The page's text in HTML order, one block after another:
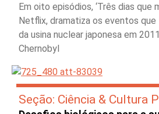
Em oito episódios, ‘Três dias que
Netflix, dramatiza os eventos que
da usina nuclear japonesa em
Chernobyl
Seção: Ciência & Cultura